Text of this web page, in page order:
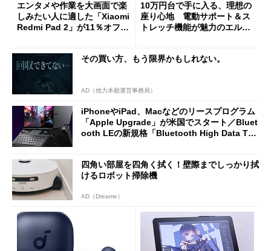
エンタメや作業を大画面で楽
しみたい人に適した「Xiaomi
Redmi Pad 2」が11％オフの
10万円台で手に入る、理想の
座り心地 電動サポート＆ス
トレッチ機能が魅力のエルゴ
その買い方、もう限界かもしれない。
AD（他力本願運営事務局）
iPhoneやiPad、Macなどのリースプログラム
「Apple Upgrade」が米国でスタート／Bluet
ooth LEの新規格「Bluetooth High Data Thr
四角い部屋を四角く拭く！壁際までしっかり拭
けるロボット掃除機
AD（Dreame）